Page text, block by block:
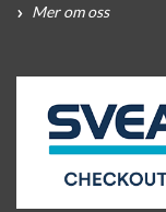
Mer om oss